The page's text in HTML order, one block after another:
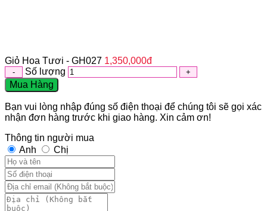
Giỏ Hoa Tươi - GH027 1,350,000đ
Số lượng
Mua Hàng
Bạn vui lòng nhập đúng số điện thoại để chúng tôi sẽ gọi xác
nhận đơn hàng trước khi giao hàng. Xin cảm ơn!
Thông tin người mua
Anh
Chị